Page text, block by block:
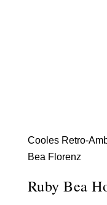
Cooles Retro-
Bea Florenz
Ruby Bea